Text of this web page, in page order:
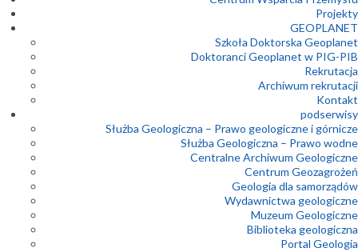
Projekty
GEOPLANET
Szkoła Doktorska Geoplanet
Doktoranci Geoplanet w PIG-PIB
Rekrutacja
Archiwum rekrutacji
Kontakt
podserwisy
Służba Geologiczna – Prawo geologiczne i górnicze
Służba Geologiczna – Prawo wodne
Centralne Archiwum Geologiczne
Centrum Geozagrożeń
Geologia dla samorządów
Wydawnictwa geologiczne
Muzeum Geologiczne
Biblioteka geologiczna
Portal Geologia